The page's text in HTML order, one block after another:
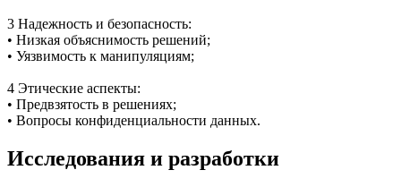
3 Надежность и безопасность:
• Низкая объяснимость решений;
• Уязвимость к манипуляциям;
4 Этические аспекты:
• Предвзятость в решениях;
• Вопросы конфиденциальности данных.
Исследования и разработки